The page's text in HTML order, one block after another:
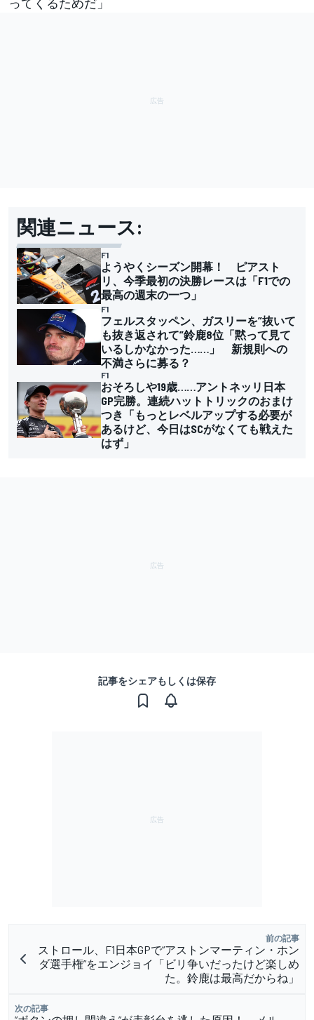
関連ニュース:
F1
ようやくシーズン開幕！ ピアスト
リ、今季最初の決勝レースは「F1での
最高の週末の一つ」
F1
フェルスタッペン、ガスリーを”抜いて
も抜き返されて”鈴鹿8位「黙って見て
いるしかなかった……」 新規則への
不満さらに募る？
F1
おそろしや19歳……アントネッリ日本
GP完勝。連続ハットトリックのおまけ
つき「もっとレベルアップする必要が
あるけど、今日はSCがなくても戦えた
はず」
記事をシェアもしくは保存
前の記事
ストロール、F1日本GPで“アストンマーティン・ホン
ダ選手権”をエンジョイ「ビリ争いだったけど楽しめ
た。鈴鹿は最高だからね」
次の記事